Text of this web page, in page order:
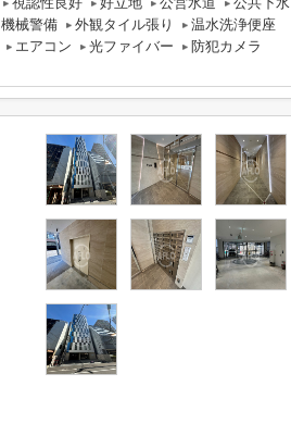
機械警備 外観タイル張り
温水洗浄便座
エアコン 光ファイバー
防犯カメラ